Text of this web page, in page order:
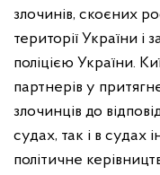
злочинів, скоєних
території України
поліцією України.
партнерів у
злочинців до
судах, так і в судах
політичне